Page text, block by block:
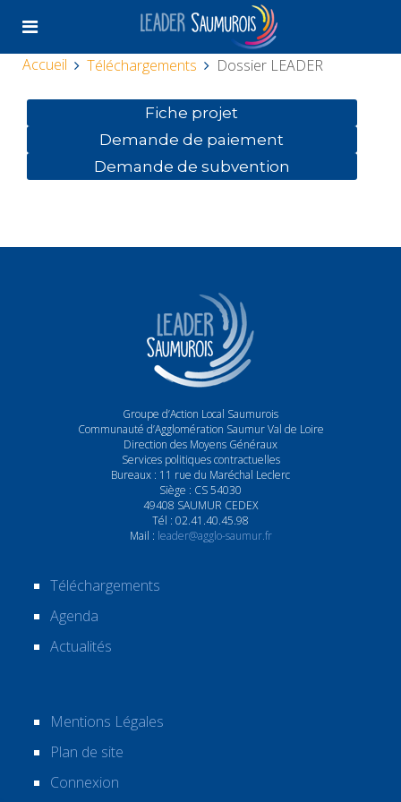
Accueil Téléchargements Dossier LEADER
Fiche projet
Demande de paiement
Demande de subvention
Groupe d’Action Local Saumurois
Communauté d’Agglomération Saumur Val de Loire
Direction des Moyens Généraux
Services politiques contractuelles
Bureaux : 11 rue du Maréchal Leclerc
Siège : CS 54030
49408 SAUMUR CEDEX
Tél : 02.41.40.45.98
Mail : leader@agglo-saumur.fr
Téléchargements
Agenda
Actualités
Mentions Légales
Plan de site
Connexion